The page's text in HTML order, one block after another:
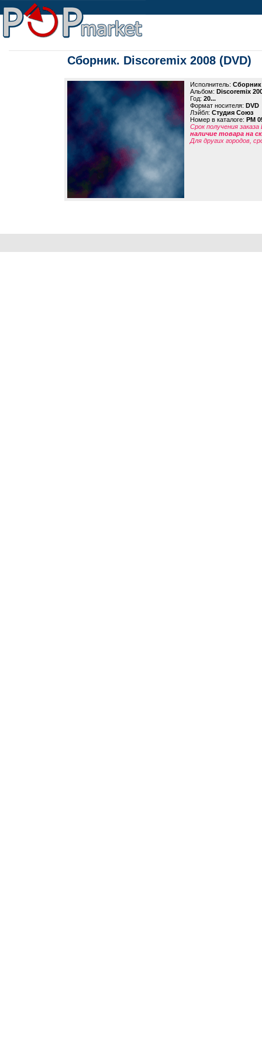
Сборник. Discoremix 2008 (DVD)
Исполнитель: Сборник
Альбом: Discoremix
Год: 20...
Формат носителя: DVD
Лэйбл: Студия Союз
Номер в каталоге: PM
Срок получения
наличие товара на
Для других городов,